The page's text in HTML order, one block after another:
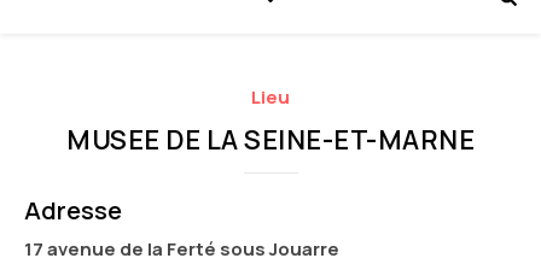
Lieu
MUSEE DE LA SEINE-ET-MARNE
Adresse
17 avenue de la Ferté sous Jouarre